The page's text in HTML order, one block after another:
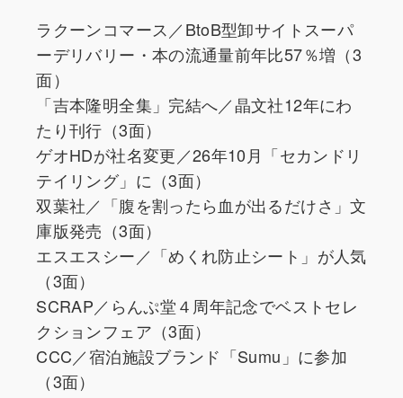
ラクーンコマース／BtoB型卸サイトスーパ
ーデリバリー・本の流通量前年比57％増（3
面）
「吉本隆明全集」完結へ／晶文社12年にわ
たり刊行（3面）
ゲオHDが社名変更／26年10月「セカンドリ
テイリング」に（3面）
双葉社／「腹を割ったら血が出るだけさ」文
庫版発売（3面）
エスエスシー／「めくれ防止シート」が人気
（3面）
SCRAP／らんぷ堂４周年記念でベストセレ
クションフェア（3面）
CCC／宿泊施設ブランド「Sumu」に参加
（3面）